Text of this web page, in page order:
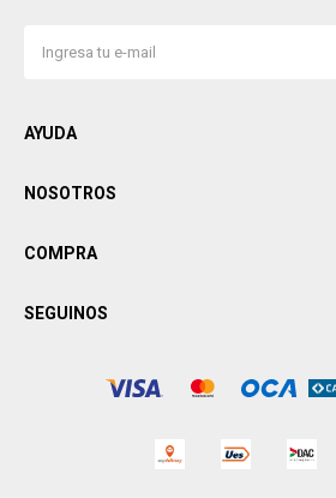
AYUDA
NOSOTROS
COMPRA
SEGUINOS